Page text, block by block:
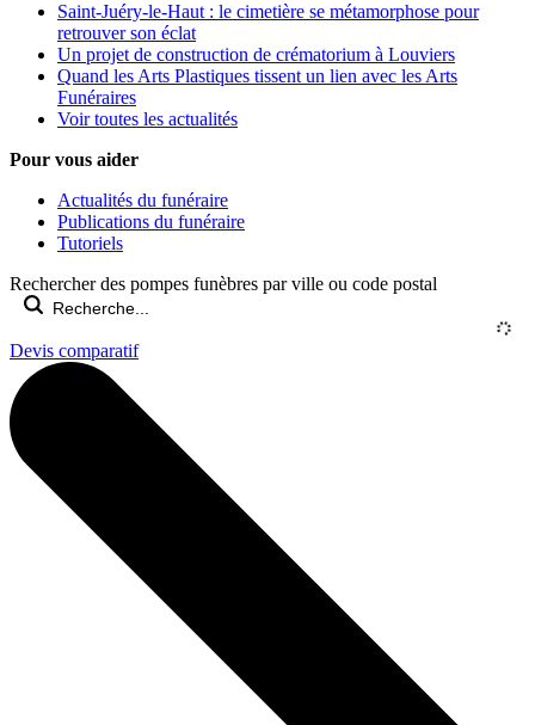
Saint-Juéry-le-Haut : le cimetière se métamorphose pour
retrouver son éclat
Un projet de construction de crématorium à Louviers
Quand les Arts Plastiques tissent un lien avec les Arts
Funéraires
Voir toutes les actualités
Pour vous aider
Actualités du funéraire
Publications du funéraire
Tutoriels
Rechercher des pompes funèbres par ville ou code postal
Devis comparatif